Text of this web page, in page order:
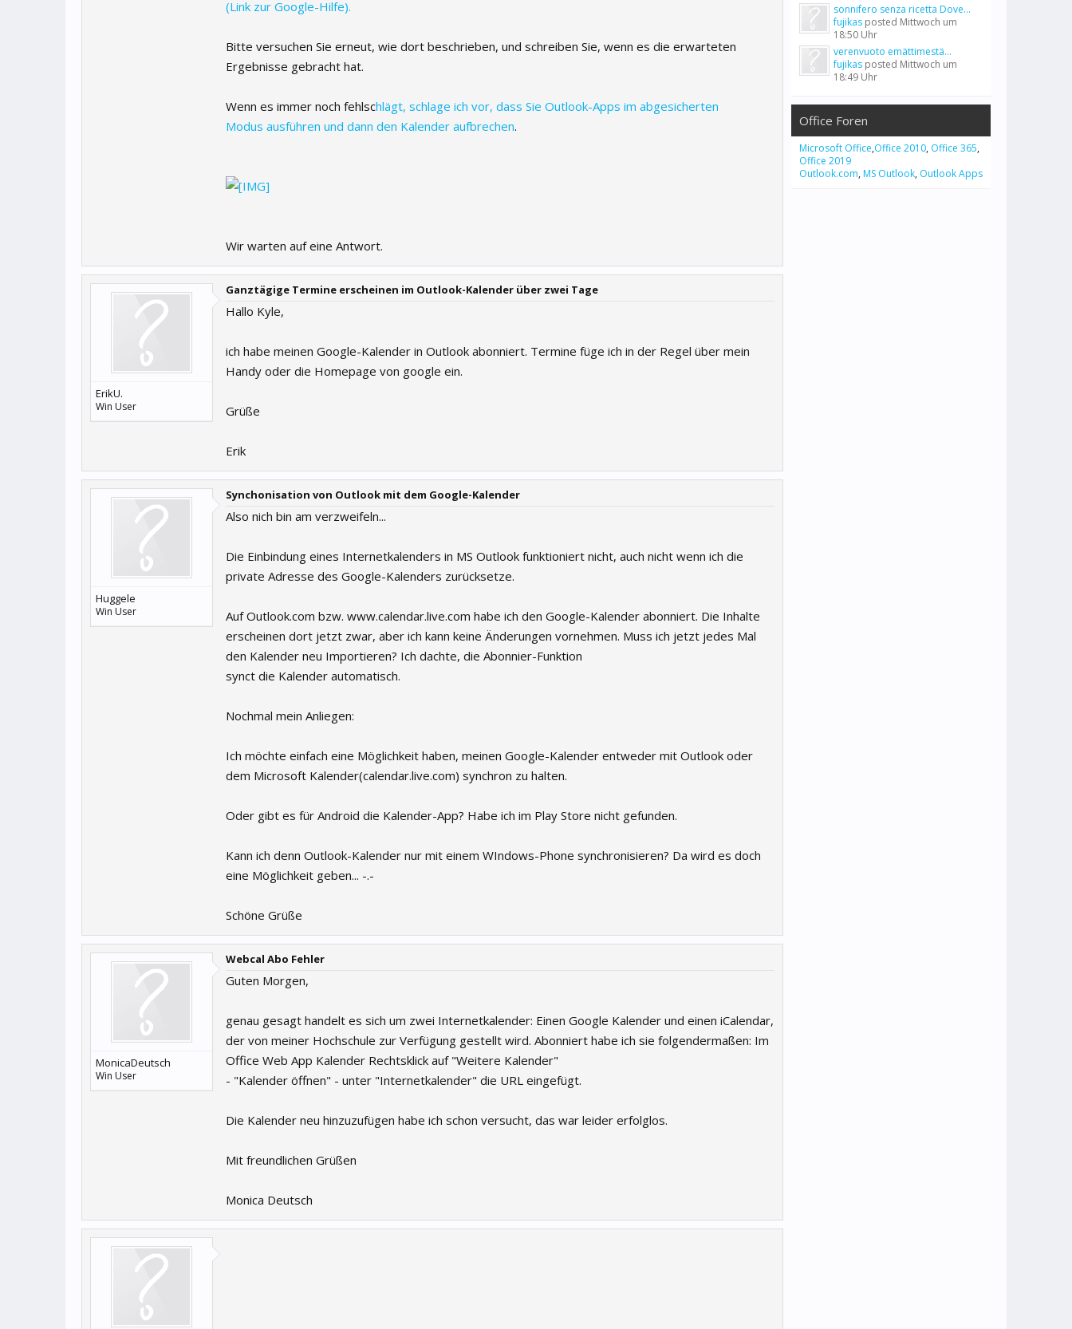
(Link zur Google-Hilfe).
Bitte versuchen Sie erneut, wie dort beschrieben, und schreiben Sie, wenn es die erwarteten
Ergebnisse gebracht hat.
Wenn es immer noch fehlschlägt, schlage ich vor, dass Sie Outlook-Apps im abgesicherten
Modus ausführen und dann den Kalender aufbrechen.
Wir warten auf eine Antwort.
ErikU.
Win User
Ganztägige Termine erscheinen im Outlook-Kalender über zwei Tage
Hallo Kyle,
ich habe meinen Google-Kalender in Outlook abonniert. Termine füge ich in der Regel über mein
Handy oder die Homepage von google ein.
Grüße
Erik
Huggele
Win User
Synchonisation von Outlook mit dem Google-Kalender
Also nich bin am verzweifeln...
Die Einbindung eines Internetkalenders in MS Outlook funktioniert nicht, auch nicht wenn ich die
private Adresse des Google-Kalenders zurücksetze.
Auf Outlook.com bzw. www.calendar.live.com habe ich den Google-Kalender abonniert. Die Inhalte
erscheinen dort jetzt zwar, aber ich kann keine Änderungen vornehmen. Muss ich jetzt jedes Mal
den Kalender neu Importieren? Ich dachte, die Abonnier-Funktion
synct die Kalender automatisch.
Nochmal mein Anliegen:
Ich möchte einfach eine Möglichkeit haben, meinen Google-Kalender entweder mit Outlook oder
dem Microsoft Kalender(calendar.live.com) synchron zu halten.
Oder gibt es für Android die Kalender-App? Habe ich im Play Store nicht gefunden.
Kann ich denn Outlook-Kalender nur mit einem WIndows-Phone synchronisieren? Da wird es doch
eine Möglichkeit geben... -.-
Schöne Grüße
MonicaDeutsch
Win User
Webcal Abo Fehler
Guten Morgen,
genau gesagt handelt es sich um zwei Internetkalender: Einen Google Kalender und einen iCalendar,
der von meiner Hochschule zur Verfügung gestellt wird. Abonniert habe ich sie folgendermaßen: Im
Office Web App Kalender Rechtsklick auf "Weitere Kalender"
- "Kalender öffnen" - unter "Internetkalender" die URL eingefügt.
Die Kalender neu hinzuzufügen habe ich schon versucht, das war leider erfolglos.
Mit freundlichen Grüßen
Monica Deutsch
sonnifero senza ricetta Dove...
fujikas posted Mittwoch um
18:50 Uhr
verenvuoto emättimestä...
fujikas posted Mittwoch um
18:49 Uhr
Office Foren
Microsoft Office,Office 2010, Office 365,
Office 2019
Outlook.com, MS Outlook, Outlook Apps